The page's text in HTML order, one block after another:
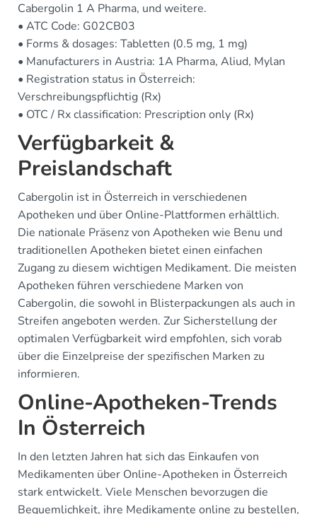
Cabergolin 1 A Pharma, und weitere.
• ATC Code: G02CB03
• Forms & dosages: Tabletten (0.5 mg, 1 mg)
• Manufacturers in Austria: 1A Pharma, Aliud, Mylan
• Registration status in Österreich:
Verschreibungspflichtig (Rx)
• OTC / Rx classification: Prescription only (Rx)
Verfügbarkeit &
Preislandschaft
Cabergolin ist in Österreich in verschiedenen
Apotheken und über Online-Plattformen erhältlich.
Die nationale Präsenz von Apotheken wie Benu und
traditionellen Apotheken bietet einen einfachen
Zugang zu diesem wichtigen Medikament. Die meisten
Apotheken führen verschiedene Marken von
Cabergolin, die sowohl in Blisterpackungen als auch in
Streifen angeboten werden. Zur Sicherstellung der
optimalen Verfügbarkeit wird empfohlen, sich vorab
über die Einzelpreise der spezifischen Marken zu
informieren.
Online-Apotheken-Trends
In Österreich
In den letzten Jahren hat sich das Einkaufen von
Medikamenten über Online-Apotheken in Österreich
stark entwickelt. Viele Menschen bevorzugen die
Bequemlichkeit, ihre Medikamente online zu bestellen,